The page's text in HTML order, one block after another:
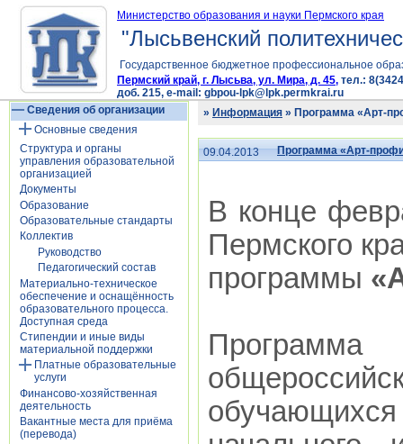
Министерство образования и науки Пермского края
"Лысьвенский
Государственное бюджетное профессиональное
Пермский край, г. Лысьва, ул. Мира, д. 45, тел.:
доб. 215, e-mail: gbpou-lpk@lpk.permkrai.ru
Сведения об организации
Основные сведения
Структура и органы
управления образовательной
организацией
Документы
Образование
Образовательные стандарты
Коллектив
Руководство
Педагогический состав
Материально-техническое
обеспечение и оснащённость
образовательного процесса.
Доступная среда
Стипендии и иные виды
материальной поддержки
Платные образовательные
услуги
Финансово-хозяйственная
деятельность
Вакантные места для приёма
(перевода)
» Информация » Программа «Арт-
09.04.2013 Программа «Арт-
В конце
Пермского
программы